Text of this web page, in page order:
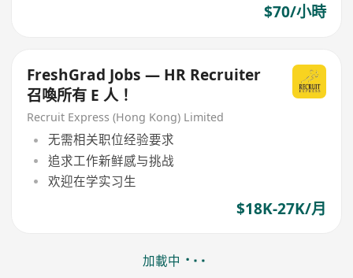
$70/小時
FreshGrad Jobs — HR Recruiter
召喚所有 E 人！
Recruit Express (Hong Kong) Limited
无需相关职位经验要求
追求工作新鲜感与挑战
欢迎在学实习生
$18K-27K/月
加載中